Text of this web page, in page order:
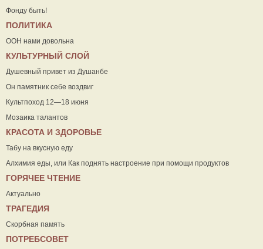
Фонду быть!
ПОЛИТИКА
ООН нами довольна
КУЛЬТУРНЫЙ СЛОЙ
Душевный привет из Душанбе
Он памятник себе воздвиг
Культпоход 12—18 июня
Мозаика талантов
КРАСОТА И ЗДОРОВЬЕ
Табу на вкусную еду
Алхимия еды, или Как поднять настроение при помощи продуктов
ГОРЯЧЕЕ ЧТЕНИЕ
Актуально
ТРАГЕДИЯ
Скорбная память
ПОТРЕБСОВЕТ